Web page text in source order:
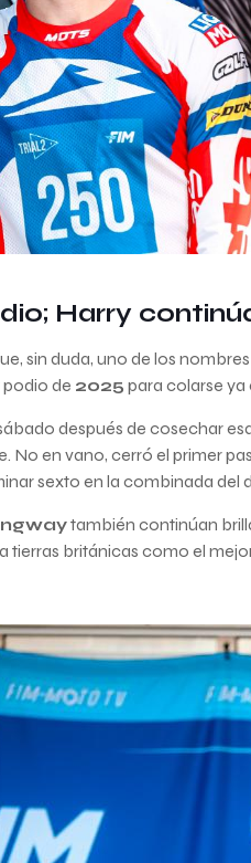
Harry
sin duda, uno de los
de 2025 para colarse ya
después de cosechar
No en vano, cerró el primer
sexto en la combinada del
también continúan
tierras británicas como el